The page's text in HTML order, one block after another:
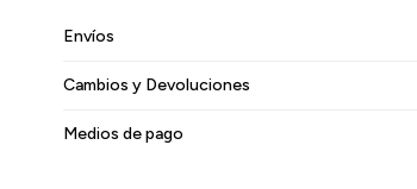
Envíos
Cambios y Devoluciones
Medios de pago